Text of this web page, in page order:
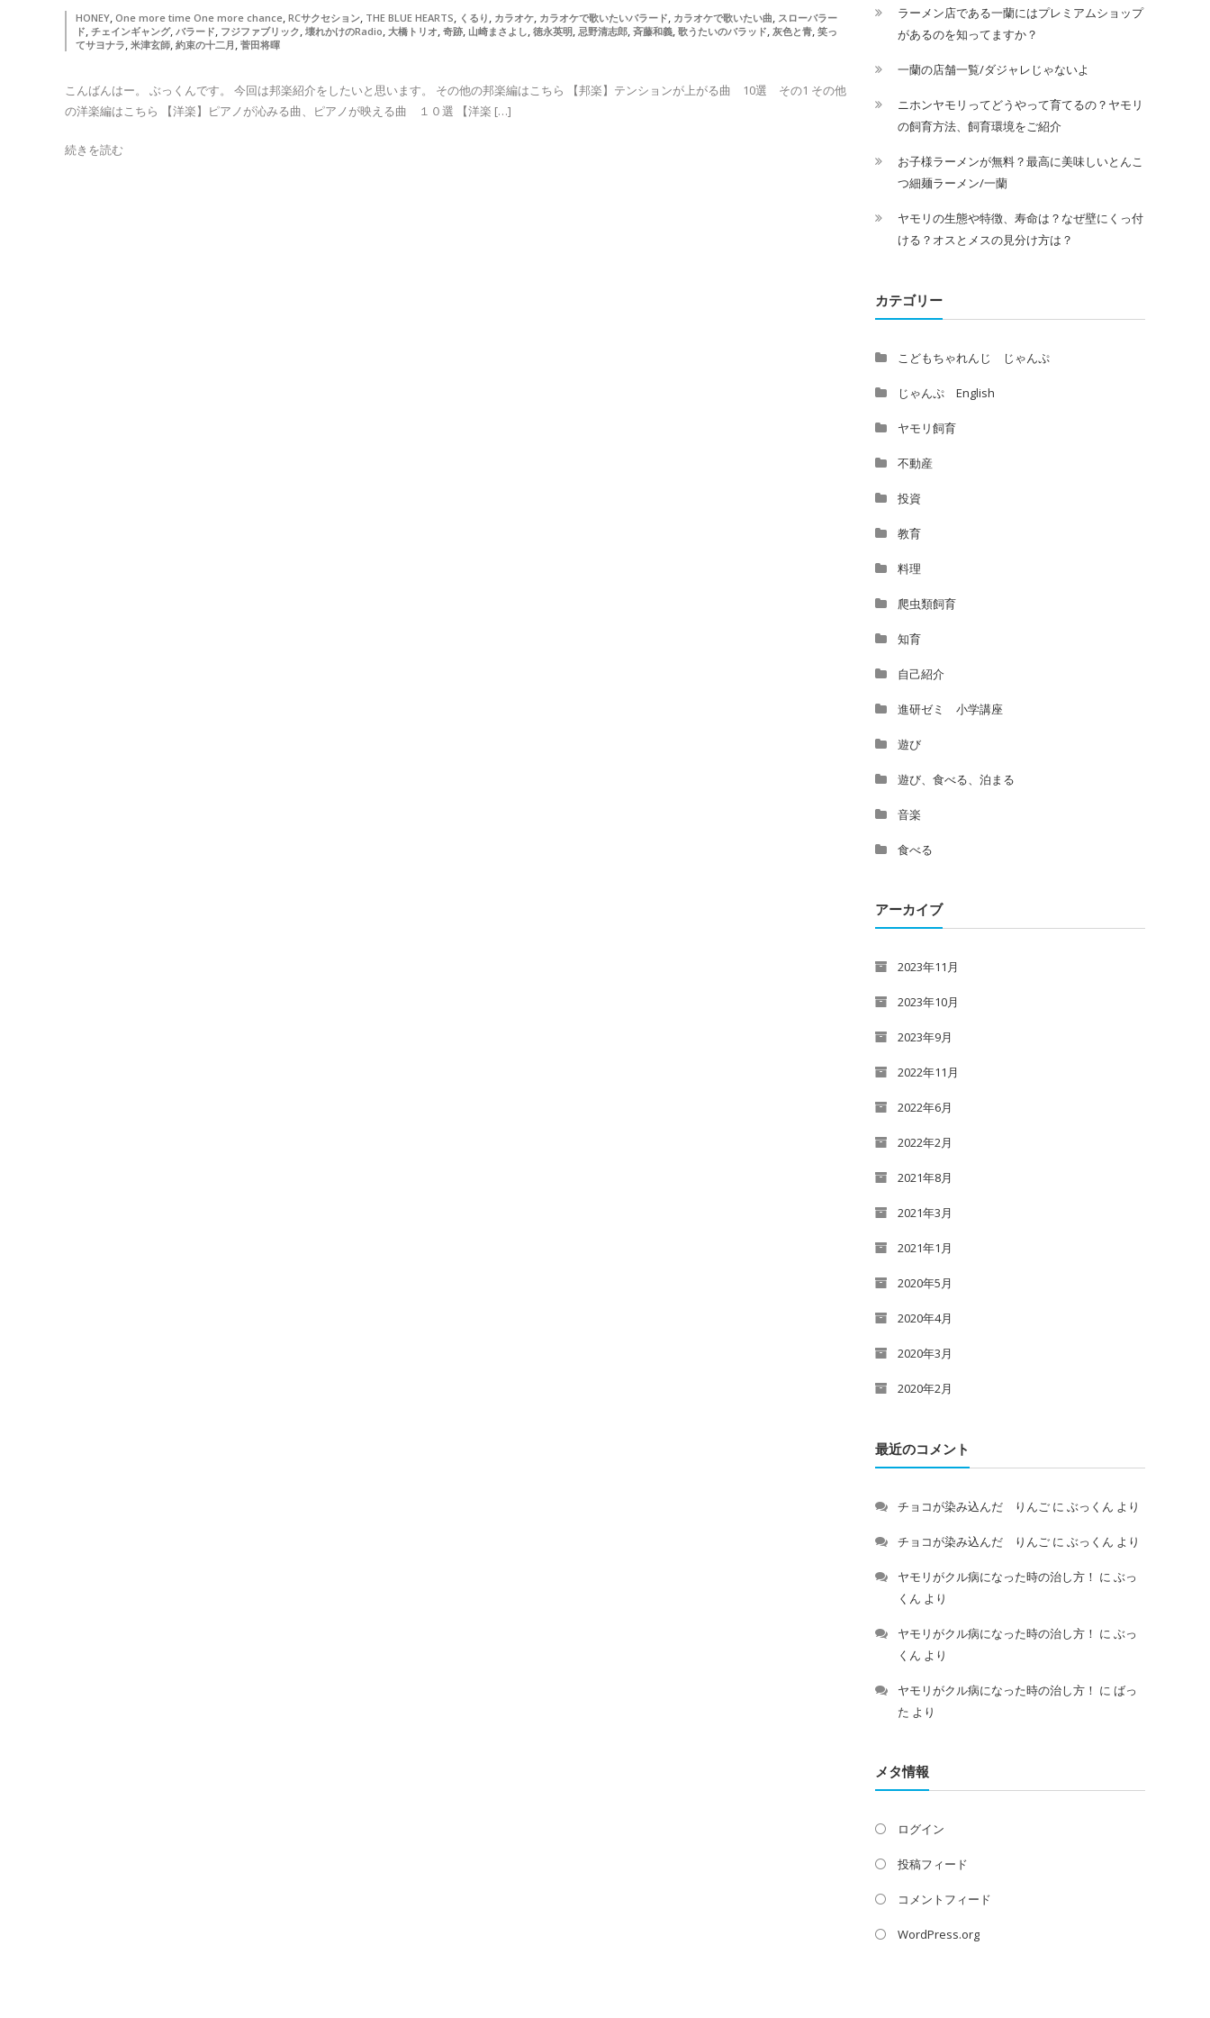
HONEY One more time One more chance RCサクセション THE BLUE HEARTS くるり カラオケ カラオケで歌いたいバラード カラオケで歌いたい曲 スローバラー
ド チェインギャング, バラード フジファブリック 壊れかけのRadio 大橋トリオ 奇跡 山崎まさよし 徳永英明 忌野清志郎 斉藤和義 歌うたいのバラッド 灰色と青 笑っ
てサヨナラ 米津玄師 約束の十二月 菅田将暉
こんばんはー。 ぶっくんです。 今回は邦楽紹介をしたいと思います。 その他の邦楽編はこちら 【邦楽】テンションが上がる曲 10選 その1 その他
の洋楽編はこちら 【洋楽】ピアノが沁みる曲、ピアノが映える曲 １０選 【洋楽 […]
続きを読む
ラーメン店である一蘭にはプレミアムショップ
があるのを知ってますか？
一蘭の店舗一覧/ダジャレじゃないよ
ニホンヤモリってどうやって育てるの？ヤモリ
の飼育方法、飼育環境をご紹介
お子様ラーメンが無料？最高に美味しいとんこ
つ細麺ラーメン/一蘭
ヤモリの生態や特徴、寿命は？なぜ壁にくっ付
ける？オスとメスの見分け方は？
カテゴリー
こどもちゃれんじ じゃんぷ
じゃんぷ English
ヤモリ飼育
不動産
投資
教育
料理
爬虫類飼育
知育
自己紹介
進研ゼミ 小学講座
遊び
遊び、食べる、泊まる
音楽
食べる
アーカイブ
2023年11月
2023年10月
2023年9月
2022年11月
2022年6月
2022年2月
2021年8月
2021年3月
2021年1月
2020年5月
2020年4月
2020年3月
2020年2月
最近のコメント
チョコが染み込んだ りんご に ぶっくん より
チョコが染み込んだ りんご に ぶっくん より
ヤモリがクル病になった時の治し方！ に ぶっ
くん より
ヤモリがクル病になった時の治し方！ に ぶっ
くん より
ヤモリがクル病になった時の治し方！ に ばっ
た より
メタ情報
ログイン
投稿フィード
コメントフィード
WordPress.org